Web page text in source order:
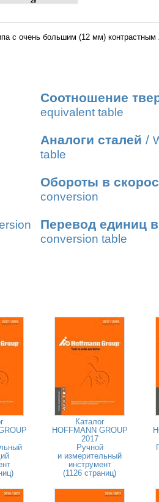
с очень большим (12 мм)
Соотношение
equivalent table
Аналоги сталей /
table
Обороты в
conversion
Перевод единиц
conversion table
Каталог
HOFFMANN GROUP
2017
Ручной
и измерительный
инструмент
(1126 страниц)